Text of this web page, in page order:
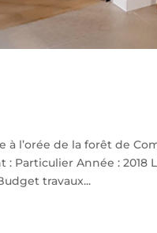
à l’orée de la forêt de
: Particulier Année :
travaux...